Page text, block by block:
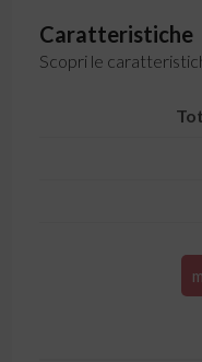
Caratteristiche
Scopri le